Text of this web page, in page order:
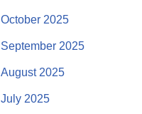
October 2025
September 2025
August 2025
July 2025